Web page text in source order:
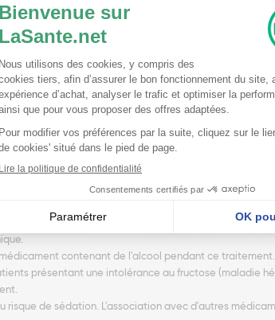
infections respiratoires, bronchites, grippe, allergie,
d'une fièvre, accompagnée ou non de signes
cas, la toux est un moyen de défense naturelle
crachats, de fièvre, demandez l'avis du médecin.
des poumons s'accompagnant de toux avec crachats,
(médicaments fluidifiant des sécrétions
votre médecin afin qu'il puisse adapter la dose.
(brûlures et remontées acides),
contenant de l'alcool pendant ce traitement.
présentant une intolérance au fructose (maladie
de sédation. L'association avec d'autres